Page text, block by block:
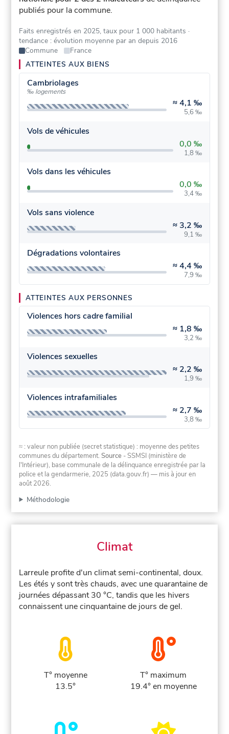
publiés pour la commune.
Faits enregistrés en 2025, taux pour 1 000 habitants ·
tendance : évolution moyenne par an depuis 2016
Commune
France
ATTEINTES AUX BIENS
Cambriolages
‰ logements
≈4,1 ‰
5,6 ‰
Vols de véhicules
0,0 ‰
1,8 ‰
Vols dans les véhicules
0,0 ‰
3,4 ‰
Vols sans violence
≈ 3,2 ‰
9,1 ‰
Dégradations volontaires
≈4,4 ‰
7,9 ‰
ATTEINTES AUX PERSONNES
Violences hors cadre familial
≈ 1,8 ‰
3,2 ‰
Violences sexuelles
≈ 2,2 ‰
1,9 ‰
Violences intrafamiliales
≈ 2,7 ‰
3,8 ‰
≈ : valeur non publiée (secret statistique) : moyenne des petites
communes du département.Source - SSMSI (ministère de
l'Intérieur), base communale de la délinquance enregistrée par la
police et la gendarmerie, 2025 (data.gouv.fr) — mis à jour en
août 2026.
Méthodologie
Climat
Larreule profite d'un climat semi-continental, doux.
Les étés y sont très chauds, avec une quarantaine de
journées dépassant 30 °C, tandis que les hivers
connaissent une cinquantaine de jours de gel.
T° moyenne
13.5°
T° maximum
19.4° en moyenne